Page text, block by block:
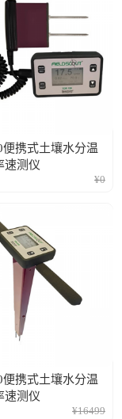
便携式土壤水分温
速测仪
¥0
便携式土壤水分温
速测仪
¥16499